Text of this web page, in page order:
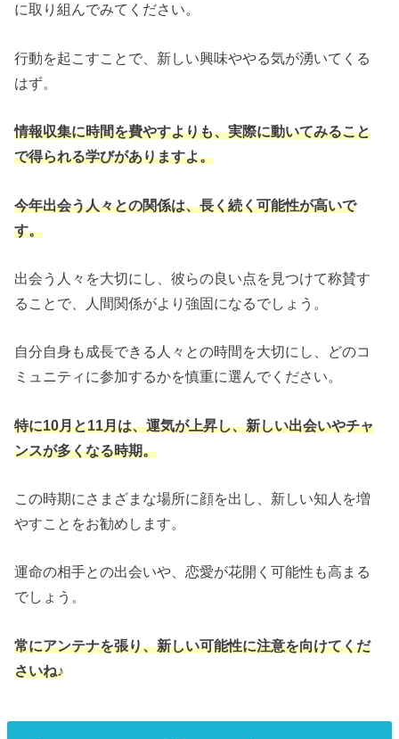
に取り組んでみてください。
行動を起こすことで、新しい興味ややる気が湧いてくる
はず。
情報収集に時間を費やすよりも、実際に動いてみること
で得られる学びがありますよ。
今年出会う人々との関係は、長く続く可能性が高いで
す。
出会う人々を大切にし、彼らの良い点を見つけて称賛す
ることで、人間関係がより強固になるでしょう。
自分自身も成長できる人々との時間を大切にし、どのコ
ミュニティに参加するかを慎重に選んでください。
特に10月と11月は、運気が上昇し、新しい出会いやチャ
ンスが多くなる時期。
この時期にさまざまな場所に顔を出し、新しい知人を増
やすことをお勧めします。
運命の相手との出会いや、恋愛が花開く可能性も高まる
でしょう。
常にアンテナを張り、新しい可能性に注意を向けてくだ
さいね♪